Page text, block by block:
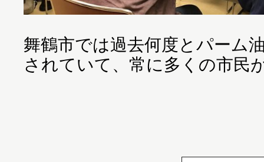
舞鶴市では過去何度とパーム
されていて、常に多くの市民